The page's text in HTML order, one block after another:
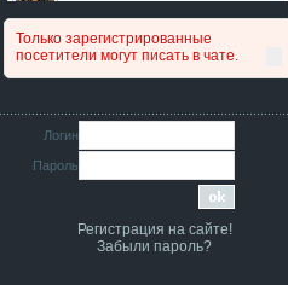
сравнивал подушку акпп бензиновой и
дизельной машины намера
4578063AG и 4578061AG? По фото
iMrCoffeeBLR4
11 июля 2026
[b]era124[/b],
Ага понял буду знать спасибо
era124
7 июля 2026
Только зарегистрированные
посетители могут писать в чате.
Логин
Пароль
Регистрация на сайте!
Забыли пароль?